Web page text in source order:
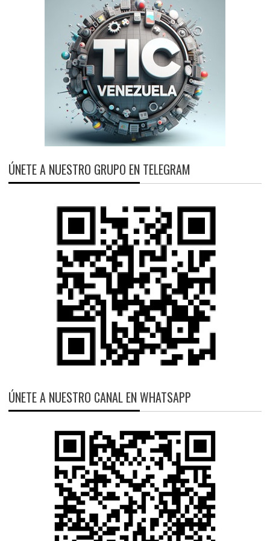
ÚNETE A NUESTRO GRUPO EN TELEGRAM
ÚNETE A NUESTRO CANAL EN WHATSAPP